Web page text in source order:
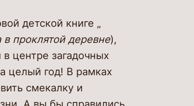
детской книге „
проклятой деревне),
центре загадочных
целый год! В рамках
смекалку и